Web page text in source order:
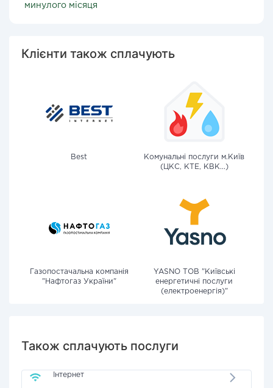
минулого місяця
Клієнти також сплачують
Best
Комунальні послуги м.Київ
(ЦКС, КТЕ, КВК...)
Газопостачальна компанія
"Нафтогаз України"
YASNO ТОВ "Київські
енергетичні послуги
(електроенергія)"
Також сплачують послуги
Інтернет